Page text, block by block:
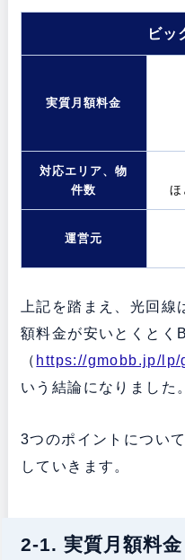
ビッ
実質月額料金
対応エリア、物
件数
ほ
運営元
上記を踏まえ、光回線
額料金が安いとくとく
（ https://gmobb.jp/lp/
いう結論になりました。
3つのポイントについ
していきます。
2-1. 実質月額料金